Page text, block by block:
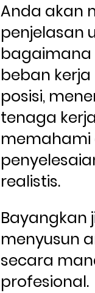
Anda akan
penjelasan
beban
posisi,
tenaga
memahami
realistis.
Bayangkan
menyusun
secara
profesional.